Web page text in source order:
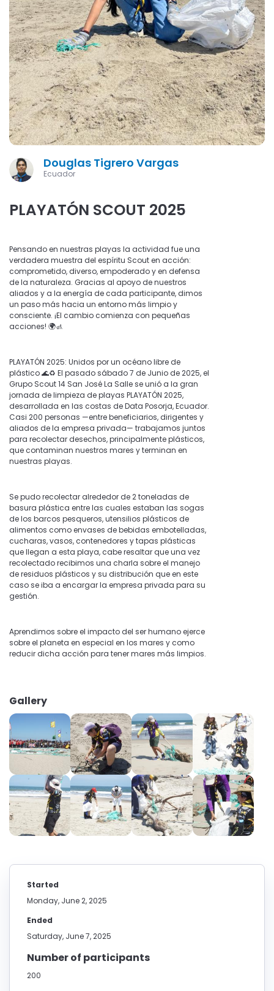
Douglas Tigrero Vargas
Ecuador
PLAYATÓN SCOUT 2025
Pensando en nuestras playas la actividad fue una
verdadera muestra del espíritu Scout en acción:
comprometido, diverso, empoderado y en defensa
de la naturaleza. Gracias al apoyo de nuestros
aliados y a la energía de cada participante, dimos
un paso más hacia un entorno más limpio y
consciente. ¡El cambio comienza con pequeñas
acciones! 🌍🚮
PLAYATÓN 2025: Unidos por un océano libre de
plástico 🌊♻️ El pasado sábado 7 de Junio de 2025, el
Grupo Scout 14 San José La Salle se unió a la gran
jornada de limpieza de playas PLAYATÓN 2025,
desarrollada en las costas de Data Posorja, Ecuador.
Casi 200 personas —entre beneficiarios, dirigentes y
aliados de la empresa privada— trabajamos juntos
para recolectar desechos, principalmente plásticos,
que contaminan nuestros mares y terminan en
nuestras playas.
Se pudo recolectar alrededor de 2 toneladas de
basura plástica entre las cuales estaban las sogas
de los barcos pesqueros, utensilios plásticos de
alimentos como envases de bebidas embotelladas,
cucharas, vasos, contenedores y tapas plásticas
que llegan a esta playa, cabe resaltar que una vez
recolectado recibimos una charla sobre el manejo
de residuos plásticos y su distribución que en este
caso se iba a encargar la empresa privada para su
gestión.
Aprendimos sobre el impacto del ser humano ejerce
sobre el planeta en especial en los mares y como
reducir dicha acción para tener mares más limpios.
Gallery
Started
Monday, June 2, 2025
Ended
Saturday, June 7, 2025
Number of participants
200